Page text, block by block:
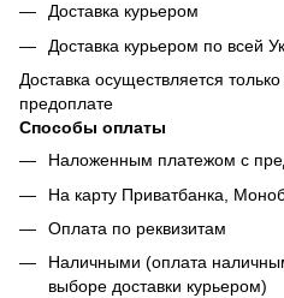
Доставка курьером
Доставка курьером по всей
Доставка осуществляется
предоплате
Способы оплаты
Наложенным платежом с
На карту Приватбанка,
Оплата по реквизитам
Наличными (оплата
выборе доставки курьером)